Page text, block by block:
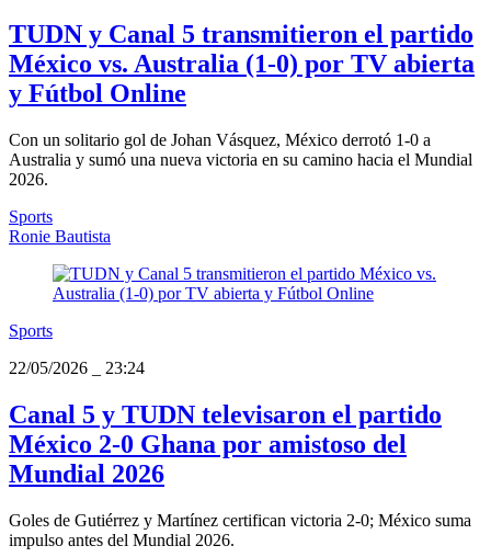
TUDN y Canal 5 transmitieron el partido
México vs. Australia (1-0) por TV abierta
y Fútbol Online
Con un solitario gol de Johan Vásquez, México derrotó 1-0 a
Australia y sumó una nueva victoria en su camino hacia el Mundial
2026.
Sports
Ronie Bautista
Sports
22/05/2026
23:24
Canal 5 y TUDN televisaron el partido
México 2-0 Ghana por amistoso del
Mundial 2026
Goles de Gutiérrez y Martínez certifican victoria 2-0; México suma
impulso antes del Mundial 2026.